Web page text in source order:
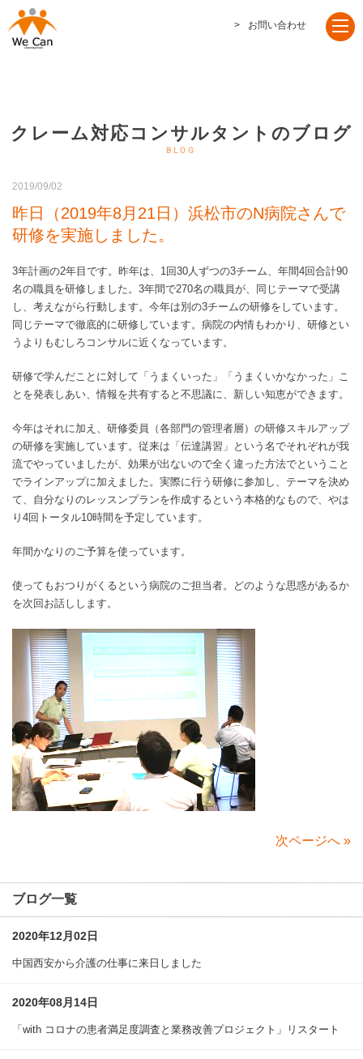
お問い合わせ
クレーム対応コンサルタントのブログ
2019/09/02
昨日（2019年8月21日）浜松市のN病院さんで
研修を実施しました。
3年計画の2年目です。昨年は、1回30人ずつの3チーム、年間4回合計90
名の職員を研修しました。3年間で270名の職員が、同じテーマで受講
し、考えながら行動します。今年は別の3チームの研修をしています。
同じテーマで徹底的に研修しています。病院の内情もわかり、研修とい
うよりもむしろコンサルに近くなっています。
研修で学んだことに対して「うまくいった」「うまくいかなかった」こ
とを発表しあい、情報を共有すると不思議に、新しい知恵ができます。
今年はそれに加え、研修委員（各部門の管理者層）の研修スキルアップ
の研修を実施しています。従来は「伝達講習」という名でそれぞれが我
流でやっていましたが、効果が出ないので全く違った方法でということ
でラインアップに加えました。実際に行う研修に参加し、テーマを決め
て、自分なりのレッスンプランを作成するという本格的なもので、やは
り4回トータル10時間を予定しています。
年間かなりのご予算を使っています。
使ってもおつりがくるという病院のご担当者。どのような思惑があるか
を次回お話しします。
次ページへ »
ブログ一覧
2020年12月02日
中国西安から介護の仕事に来日しました
2020年08月14日
「with コロナの患者満足度調査と業務改善プロジェクト」リスタート